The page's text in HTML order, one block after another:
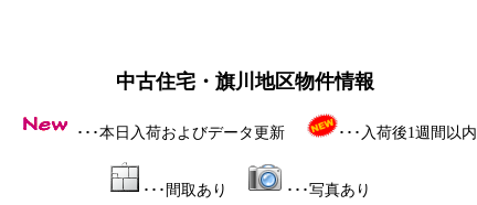
中古住宅・旗川地区物件情報
･･･本日入荷およびデータ更新 ･･･入荷後1週間以内
･･･間取あり ･･･写真あり